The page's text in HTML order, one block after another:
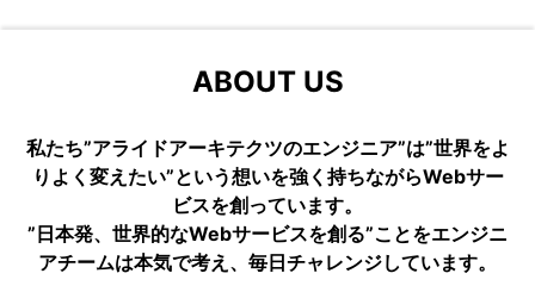
ABOUT US
私たち”アライドアーキテクツのエンジニア”は”世界をよ
りよく変えたい”という想いを強く持ちながらWebサー
ビスを創っています。
”日本発、世界的なWebサービスを創る”ことをエンジニ
アチームは本気で考え、毎日チャレンジしています。